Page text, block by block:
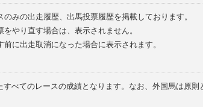
みの出走履歴、出馬投票履歴を掲載しております。
やり直す場合は、表示されません。
に出走取消になった場合に表示されます。
べてのレースの成績となります。なお、外国馬は原則